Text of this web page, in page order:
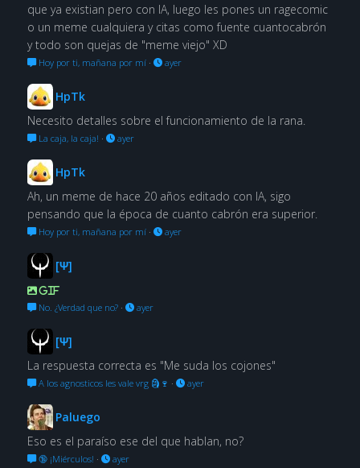
que ya existian pero con IA, luego les pones un ragecomic
o un meme cualquiera y citas como fuente cuantocabrón
y todo son quejas de "meme viejo" XD
Hoy por ti, mañana por mí· ayer
HpTk
Necesito detalles sobre el funcionamiento de la rana.
La caja, la caja! · ayer
HpTk
Ah, un meme de hace 20 años editado con IA, sigo
pensando que la época de cuanto cabrón era superior.
Hoy por ti, mañana por mí· ayer
[Ψ]
GIF
No. ¿Verdad que no?· ayer
[Ψ]
La respuesta correcta es "Me suda los cojones"
A los agnosticos les vale vrg 🗿🍷 · ayer
Paluego
Eso es el paraíso ese del que hablan, no?
🔞 ¡Miérculos! · ayer